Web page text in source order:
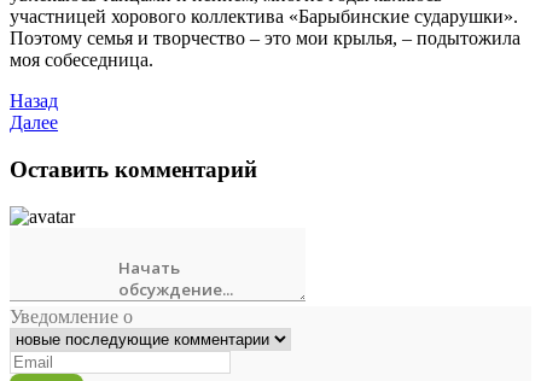
участницей хорового коллектива «Барыбинские сударушки».
Поэтому семья и творчество – это мои крылья, – подытожила
моя собеседница.
Назад
Далее
Оставить комментарий
Уведомление о